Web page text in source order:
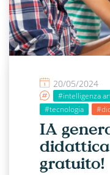
20/05/2024
#intelligenza
#tecnologia
IA
gratuito!